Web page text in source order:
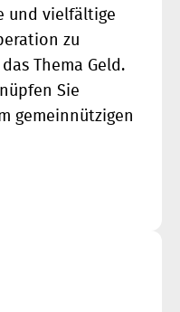
und vielfältige
zu
Thema Geld.
Sie
gemeinnützigen